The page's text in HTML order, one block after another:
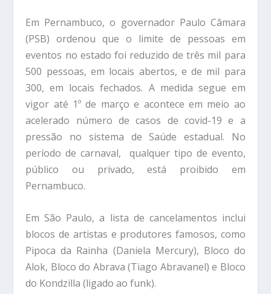
Em Pernambuco, o governador Paulo Câmara
(PSB) ordenou que o limite de pessoas em
eventos no estado foi reduzido de três mil para
500 pessoas, em locais abertos, e de mil para
300, em locais fechados. A medida segue em
vigor até 1º de março e acontece em meio ao
acelerado número de casos de covid-19 e a
pressão no sistema de Saúde estadual. No
período de carnaval, qualquer tipo de evento,
público ou privado, está proibido em
Pernambuco.
Em São Paulo, a lista de cancelamentos inclui
blocos de artistas e produtores famosos, como
Pipoca da Rainha (Daniela Mercury), Bloco do
Alok, Bloco do Abrava (Tiago Abravanel) e Bloco
do Kondzilla (ligado ao funk).